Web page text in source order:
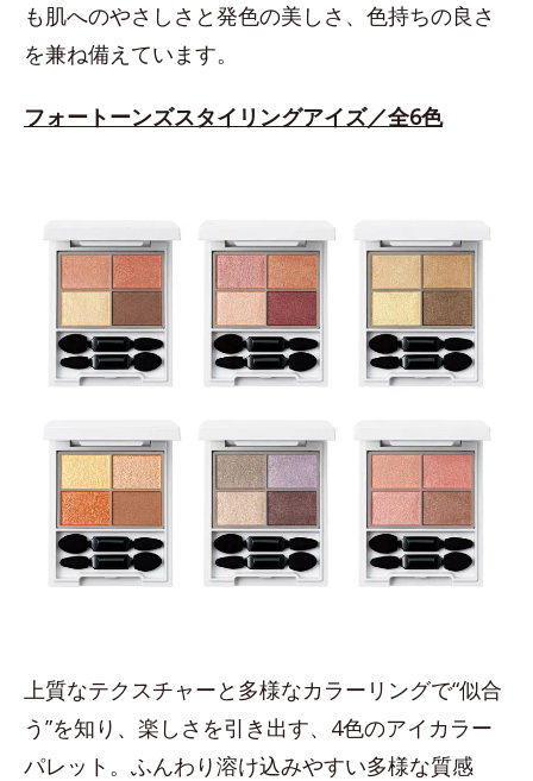
も肌へのやさしさと発色の美しさ、色持ちの良さ
を兼ね備えています。
フォートーンズスタイリングアイズ／全6色
上質なテクスチャーと多様なカラーリングで“似合
う”を知り、楽しさを引き出す、4色のアイカラー
パレット。ふんわり溶け込みやすい多様な質感